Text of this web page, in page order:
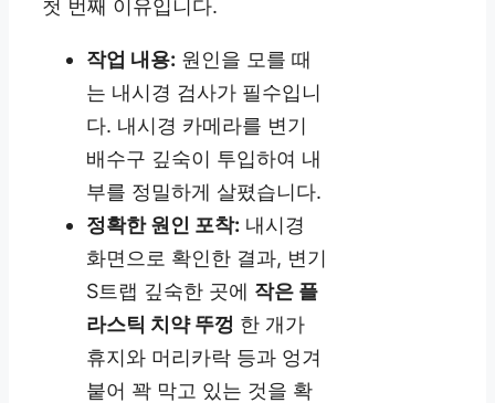
첫 번째 이유입니다.
작업 내용: 원인을 모를 때
는 내시경 검사가 필수입니
다. 내시경 카메라를 변기
배수구 깊숙이 투입하여 내
부를 정밀하게 살폈습니다.
정확한 원인 포착: 내시경
화면으로 확인한 결과, 변기
S트랩 깊숙한 곳에 작은 플
라스틱 치약 뚜껑 한 개가
휴지와 머리카락 등과 엉겨
붙어 꽉 막고 있는 것을 확